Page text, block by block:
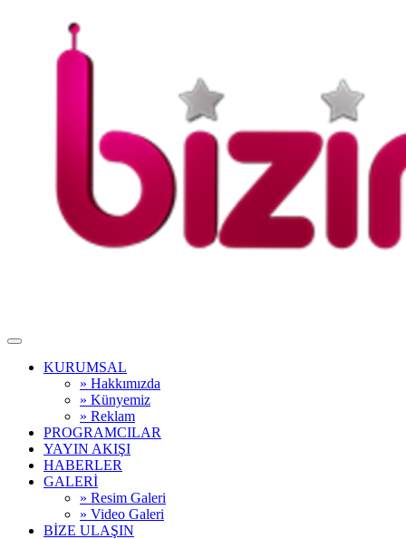
KURUMSAL
» Hakkımızda
» Künyemiz
» Reklam
PROGRAMCILAR
YAYIN AKIŞI
HABERLER
GALERİ
» Resim Galeri
» Video Galeri
BİZE ULAŞIN